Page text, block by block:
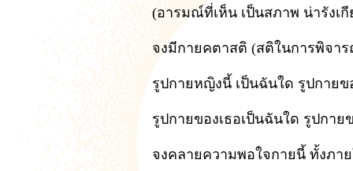
(อารมณ์ที่เห็น เป็นสภาพ น่ารังเกี
จงมีกายคตาสติ (สติในการพิจา
รูปกายหญิงนี้ เป็นฉันใด รูปกายข
รูปกายของเธอเป็นฉันใด รูปกา
จงคลายความพอใจกายนี้ ทั้งภา